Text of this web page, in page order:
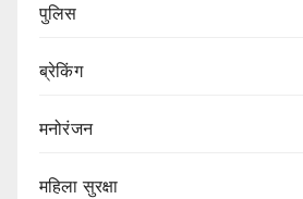
पुलिस
ब्रेकिंग
मनोरंजन
महिला सुरक्षा